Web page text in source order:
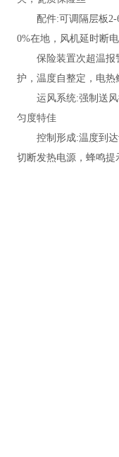
配件:可调隔层板2-
0%在地，风机延时断
保险装置次超温报
护，温度自整定，电热
运风系统:强制送
匀度特佳
控制形成:温度到
切断发热电源，蜂鸣提